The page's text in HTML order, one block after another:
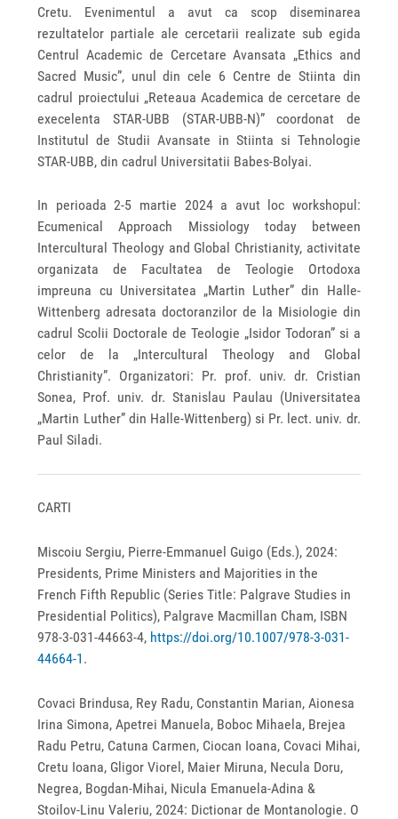
Cretu. Evenimentul a avut ca scop diseminarea
rezultatelor partiale ale cercetarii realizate sub egida
Centrul Academic de Cercetare Avansata „Ethics and
Sacred Music”, unul din cele 6 Centre de Stiinta din
cadrul proiectului „Reteaua Academica de cercetare de
execelenta STAR-UBB (STAR-UBB-N)” coordonat de
Institutul de Studii Avansate in Stiinta si Tehnologie
STAR-UBB, din cadrul Universitatii Babes-Bolyai.
In perioada 2-5 martie 2024 a avut loc workshopul:
Ecumenical Approach Missiology today between
Intercultural Theology and Global Christianity, activitate
organizata de Facultatea de Teologie Ortodoxa
impreuna cu Universitatea „Martin Luther” din Halle-
Wittenberg adresata doctoranzilor de la Misiologie din
cadrul Scolii Doctorale de Teologie „Isidor Todoran” si a
celor de la „Intercultural Theology and Global
Christianity”. Organizatori: Pr. prof. univ. dr. Cristian
Sonea, Prof. univ. dr. Stanislau Paulau (Universitatea
„Martin Luther” din Halle-Wittenberg) si Pr. lect. univ. dr.
Paul Siladi.
CARTI
Miscoiu Sergiu, Pierre-Emmanuel Guigo (Eds.), 2024:
Presidents, Prime Ministers and Majorities in the
French Fifth Republic (Series Title: Palgrave Studies in
Presidential Politics), Palgrave Macmillan Cham, ISBN
978-3-031-44663-4, https://doi.org/10.1007/978-3-031-
44664-1 .
Covaci Brindusa, Rey Radu, Constantin Marian, Aionesa
Irina Simona, Apetrei Manuela, Boboc Mihaela, Brejea
Radu Petru, Catuna Carmen, Ciocan Ioana, Covaci Mihai,
Cretu Ioana, Gligor Viorel, Maier Miruna, Necula Doru,
Negrea, Bogdan-Mihai, Nicula Emanuela-Adina &
Stoilov-Linu Valeriu, 2024: Dictionar de Montanologie. O